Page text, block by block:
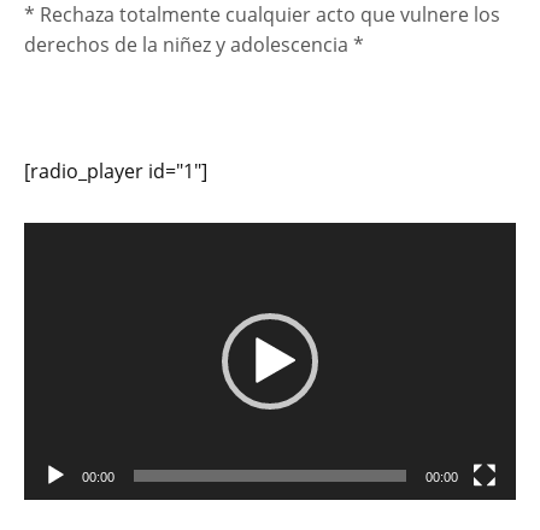
* Rechaza totalmente cualquier acto que vulnere los
derechos de la niñez y adolescencia *
[radio_player id="1"]
00:00 00:00